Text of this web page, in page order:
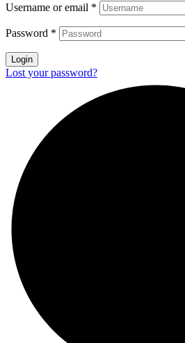
Username or email *
Password *
Login
Lost your password?